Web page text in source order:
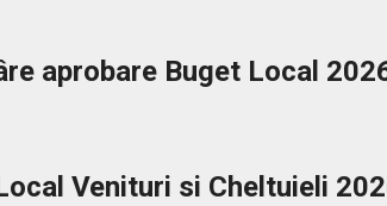
aprobare Buget Local
Venituri si Cheltuieli